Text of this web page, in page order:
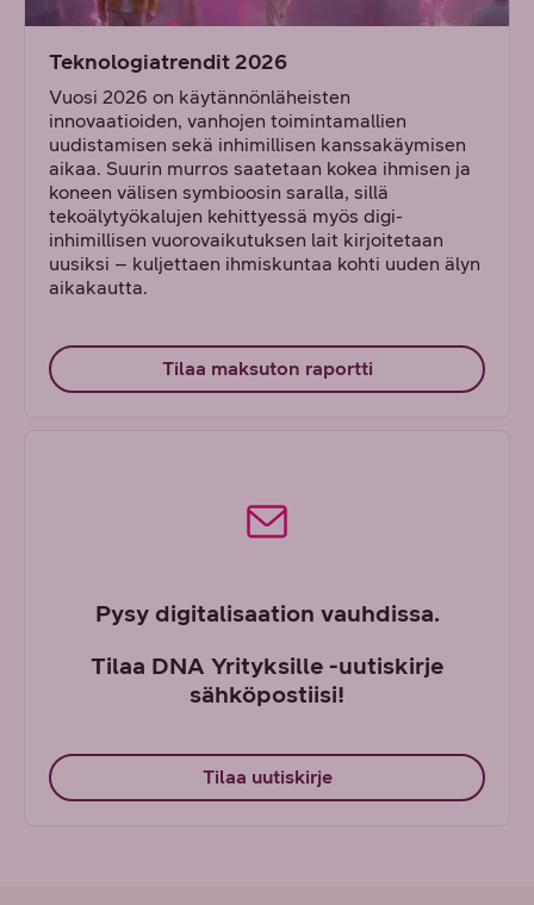
Teknologiatrendit 2026
Vuosi 2026 on käytännönläheisten
innovaatioiden, vanhojen toimintamallien
uudistamisen sekä inhimillisen kanssakäymisen
aikaa. Suurin murros saatetaan kokea ihmisen ja
koneen välisen symbioosin saralla, sillä
tekoälytyökalujen kehittyessä myös digi-
inhimillisen vuorovaikutuksen lait kirjoitetaan
uusiksi – kuljettaen ihmiskuntaa kohti uuden älyn
aikakautta.
Tilaa maksuton raportti
Pysy digitalisaation vauhdissa.
Tilaa DNA Yrityksille -uutiskirje
sähköpostiisi!
Tilaa uutiskirje